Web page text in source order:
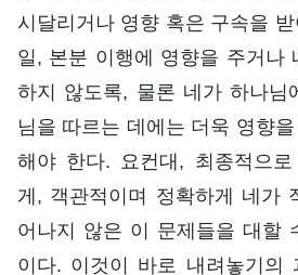
시달리거나 영향 혹은 구속을
일, 본분 이행에 영향을 주거나
하지 않도록, 물론 네가 하나님
님을 따르는 데에는 더욱 영향
해야 한다. 요컨대, 최종적으
게, 객관적이며 정확하게 네가
어나지 않은 이 문제들을 대할
이다. 이것이 바로 내려놓기의